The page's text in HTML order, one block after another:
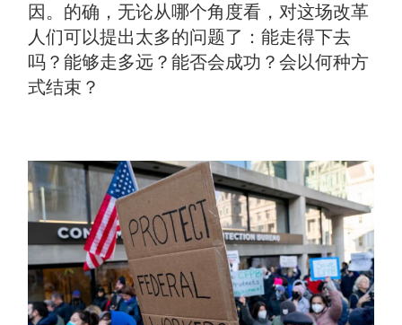
因。的确，无论从哪个角度看，对这场改革
人们可以提出太多的问题了：能走得下去
吗？能够走多远？能否会成功？会以何种方
式结束？